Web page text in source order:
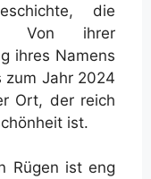
die
Von ihrer
ihres Namens
zum Jahr 2024
Ort, der reich
ist.
Rügen ist eng